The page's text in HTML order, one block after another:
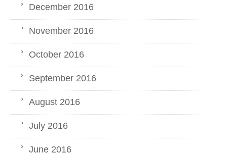
December 2016
November 2016
October 2016
September 2016
August 2016
July 2016
June 2016